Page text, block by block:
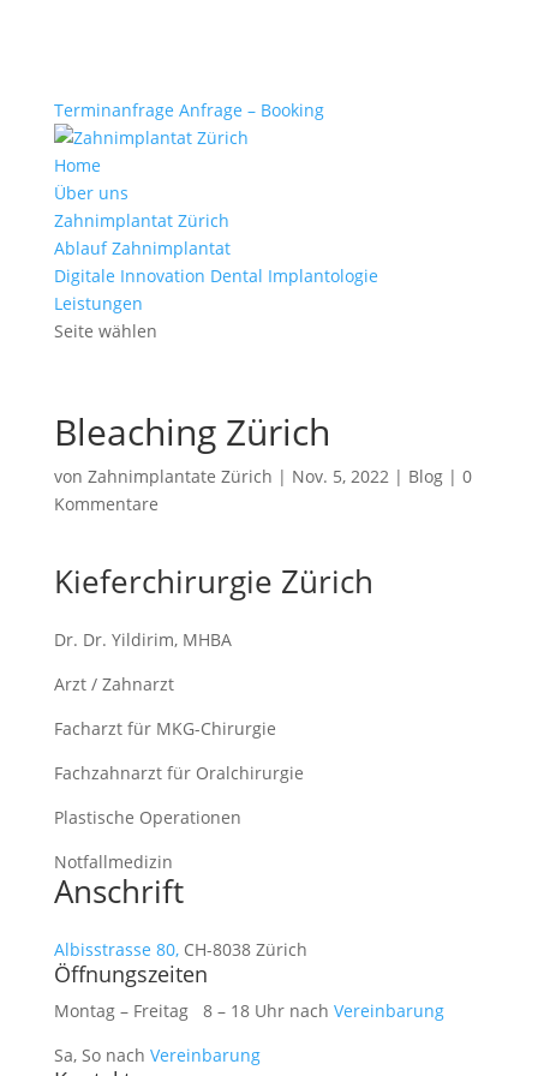
Terminanfrage Anfrage – Booking
Home
Über uns
Zahnimplantat Zürich
Ablauf Zahnimplantat
Digitale Innovation Dental Implantologie
Leistungen
Seite wählen
Bleaching Zürich
von Zahnimplantate Zürich | Nov. 5, 2022| Blog| 0
Kommentare
Kieferchirurgie Zürich
Dr. Dr. Yildirim, MHBA
Arzt / Zahnarzt
Facharzt für MKG-Chirurgie
Fachzahnarzt für Oralchirurgie
Plastische Operationen
Notfallmedizin
Anschrift
Albisstrasse 80,CH-8038 Zürich
Öffnungszeiten
Montag – Freitag 8 – 18 Uhr nach Vereinbarung
Sa, So nach Vereinbarung